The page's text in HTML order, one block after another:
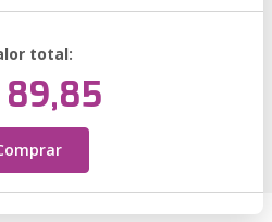
total:
89,85